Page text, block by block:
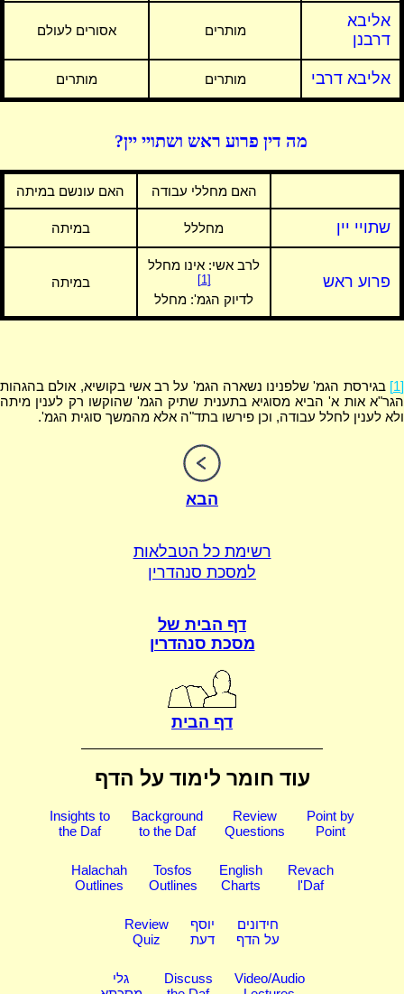
אליבא
דרבנן
מותרים אסורים לעולם
אליבא דרבי מותרים מותרים
מה דין פרוע ראש ושתויי יין?
האם מחללי עבודה האם עונשם במיתה
שתויי יין מחללל במיתה
פרוע ראש
לרב אשי: אינו מחלל
[1]
לדיוק הגמ': מחלל
במיתה
[1]
בגירסת הגמ' שלפנינו נשארה הגמ' על רב אשי בקושיא, אולם בהגהות
הגר"א אות א' הביא מסוגיא בתענית שתיק הגמ' שהוקשו רק לענין מיתה
ולא לענין לחלל עבודה, וכן פירשו בתד"ה אלא מהמשך סוגית הגמ'.
הבא
רשימת כל הטבלאות
למסכת סנהדרין
דף הבית של
מסכת סנהדרין
דף הבית
עוד חומר לימוד על הדף
Insights to
the Daf
Background
to the Daf
Review
Questions
Point by
Point
Halachah
Outlines
Tosfos
Outlines
English
Charts
Revach
l'Daf
Review
Quiz
יוסף
דעת
חידונים
על הדף
גלי
Discuss
Video/Audio